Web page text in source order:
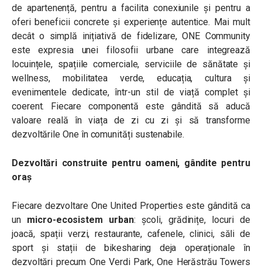
de apartenență, pentru a facilita conexiunile și pentru a
oferi beneficii concrete și experiențe autentice. Mai mult
decât o simplă inițiativă de fidelizare, ONE Community
este expresia unei filosofii urbane care integrează
locuințele, spațiile comerciale, serviciile de sănătate și
wellness, mobilitatea verde, educația, cultura și
evenimentele dedicate, într-un stil de viață complet și
coerent. Fiecare componentă este gândită să aducă
valoare reală în viața de zi cu zi și să transforme
dezvoltările One în comunități sustenabile.
Dezvoltări construite pentru oameni, gândite pentru
oraș
Fiecare dezvoltare One United Properties este gândită ca
un micro-ecosistem urban: școli, grădinițe, locuri de
joacă, spații verzi, restaurante, cafenele, clinici, săli de
sport și stații de bikesharing deja operaționale în
dezvoltări precum One Verdi Park, One Herăstrău Towers